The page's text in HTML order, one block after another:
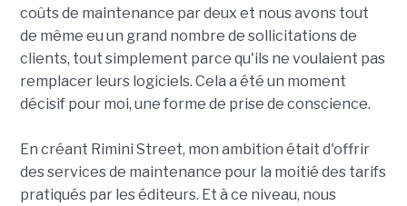
coûts de maintenance par deux et nous avons tout
de même eu un grand nombre de sollicitations de
clients, tout simplement parce qu'ils ne voulaient pas
remplacer leurs logiciels. Cela a été un moment
décisif pour moi, une forme de prise de conscience.
En créant Rimini Street, mon ambition était d'offrir
des services de maintenance pour la moitié des tarifs
pratiqués par les éditeurs. Et à ce niveau, nous